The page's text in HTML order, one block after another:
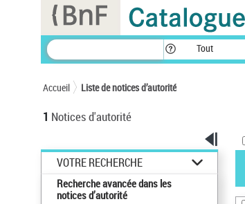
Tout
Accueil Liste de notices d’autorité
1 Notices d'autorité
VOTRE RECHERCHE
Recherche avancée dans les
notices d’autorité
Panneau de gestion des cookies